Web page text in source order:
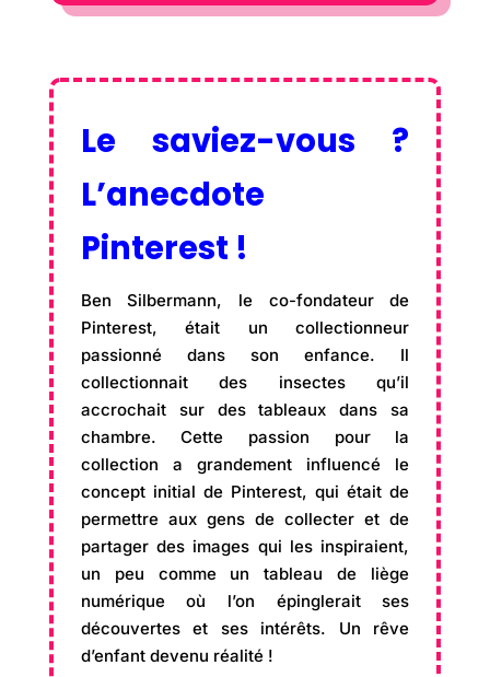
Le saviez-vous ?
L’anecdote
Pinterest !
Ben Silbermann, le co-fondateur de
Pinterest, était un collectionneur
passionné dans son enfance. Il
collectionnait des insectes qu’il
accrochait sur des tableaux dans sa
chambre. Cette passion pour la
collection a grandement influencé le
concept initial de Pinterest, qui était de
permettre aux gens de collecter et de
partager des images qui les inspiraient,
un peu comme un tableau de liège
numérique où l’on épinglerait ses
découvertes et ses intérêts. Un rêve
d’enfant devenu réalité !